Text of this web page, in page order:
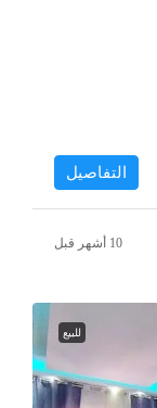
التفاصيل
للبيع